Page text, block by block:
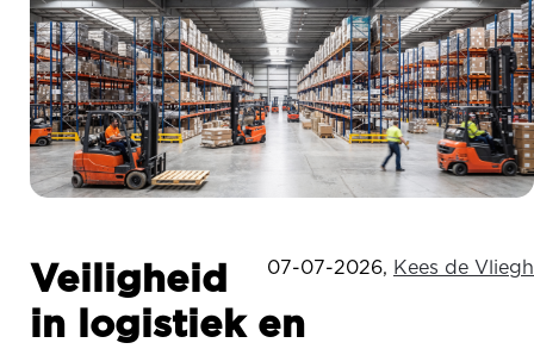
07-07-2026, Kees de Vliegh
Veiligheid
in logistiek en